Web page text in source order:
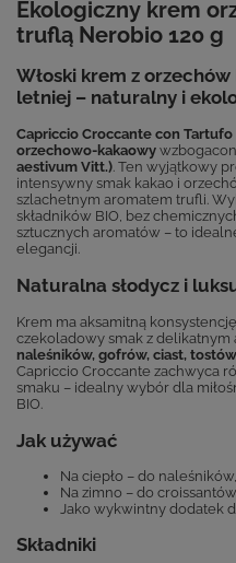
Ekologiczny krem
truflą Nerobio 120 g
Włoski krem z
letniej – naturalny i
Capriccio Croccante con Tartufo
orzechowo-kakaowy
aestivum Vitt.). Ten wyjątkowy
intensywny smak kakao i
szlachetnym aromatem trufli.
składników BIO, bez
sztucznych aromatów – to
elegancji.
Naturalna słodycz i
Krem ma aksamitną
czekoladowy smak z delikatnym
naleśników, gofrów, ciast,
Capriccio Croccante zachwyca
smaku – idealny wybór dla
BIO.
Jak używać
Na ciepło – do
Na zimno – do
Jako wykwintny dodatek
Składniki